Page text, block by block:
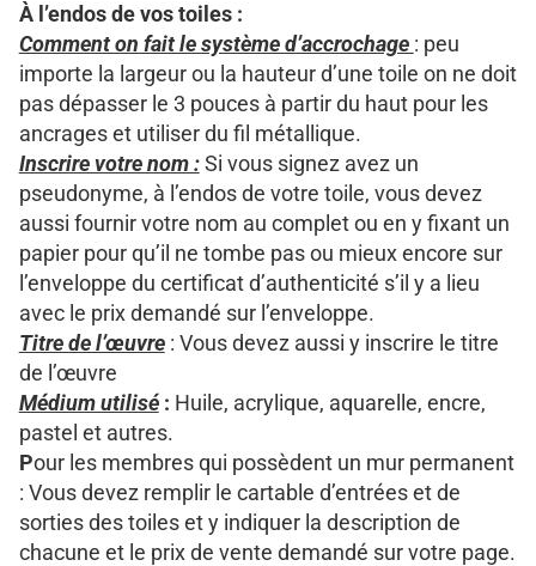
À l’endos de vos toiles :
Comment on fait le système d’accrochage : peu
importe la largeur ou la hauteur d’une toile on ne doit
pas dépasser le 3 pouces à partir du haut pour les
ancrages et utiliser du fil métallique.
Inscrire votre nom :Si vous signez avez un
pseudonyme, à l’endos de votre toile, vous devez
aussi fournir votre nom au complet ou en y fixant un
papier pour qu’il ne tombe pas ou mieux encore sur
l’enveloppe du certificat d’authenticité s’il y a lieu
avec le prix demandé sur l’enveloppe.
Titre de l’œuvre: Vous devez aussi y inscrire le titre
de l’œuvre
Médium utilisé: Huile, acrylique, aquarelle, encre,
pastel et autres.
Pour les membres qui possèdent un mur permanent
: Vous devez remplir le cartable d’entrées et de
sorties des toiles et y indiquer la description de
chacune et le prix de vente demandé sur votre page.